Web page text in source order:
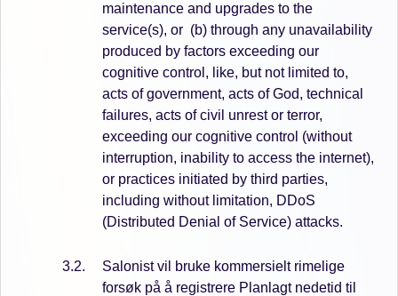
maintenance and upgrades to the
service(s), or (b) through any unavailability
produced by factors exceeding our
cognitive control, like, but not limited to,
acts of government, acts of God, technical
failures, acts of civil unrest or terror,
exceeding our cognitive control (without
interruption, inability to access the internet),
or practices initiated by third parties,
including without limitation, DDoS
(Distributed Denial of Service) attacks.
Salonist vil bruke kommersielt rimelige
forsøk på å registrere Planlagt nedetid til